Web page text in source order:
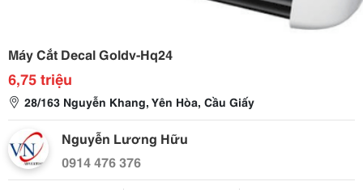
Máy Cắt Decal Goldv-Hq24
6,75 triệu
28/163 Nguyễn Khang, Yên Hòa, Cầu Giấy
Nguyễn Lương Hữu
0914 476 376